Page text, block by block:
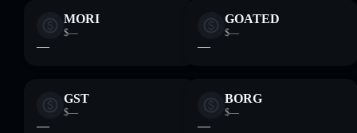
MORI
$—
—
GOATED
$—
—
GST
$—
—
BORG
$—
—